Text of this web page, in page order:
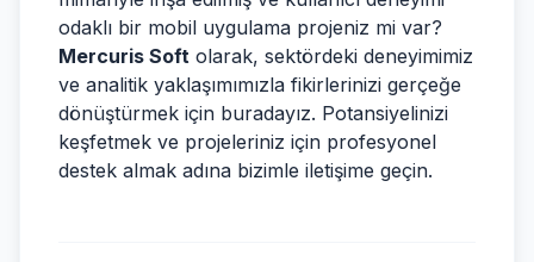
odaklı bir mobil uygulama projeniz mi var?
Mercuris Soft olarak, sektördeki deneyimimiz
ve analitik yaklaşımımızla fikirlerinizi gerçeğe
dönüştürmek için buradayız. Potansiyelinizi
keşfetmek ve projeleriniz için profesyonel
destek almak adına bizimle iletişime geçin.